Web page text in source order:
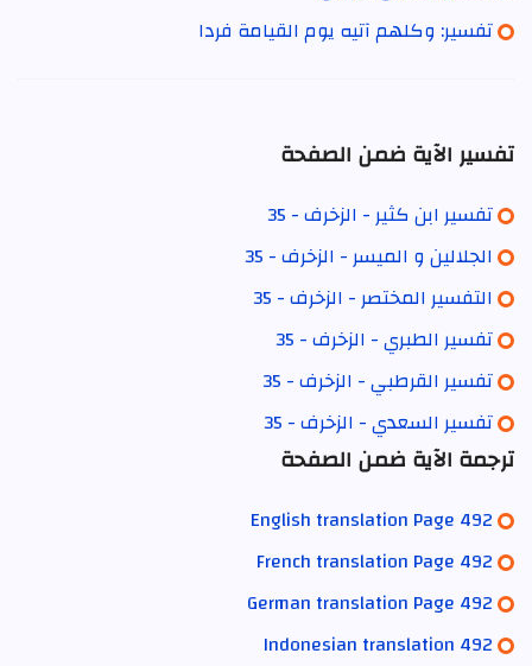
تفسير: وكلهم آتيه يوم القيامة فردا
تفسير الآية ضمن الصفحة
تفسير ابن كثير - الزخرف - 35
الجلالين و الميسر - الزخرف - 35
التفسير المختصر - الزخرف - 35
تفسير الطبري - الزخرف - 35
تفسير القرطبي - الزخرف - 35
تفسير السعدي - الزخرف - 35
ترجمة الآية ضمن الصفحة
English translation Page 492
French translation Page 492
German translation Page 492
Indonesian translation 492